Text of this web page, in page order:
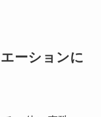
ーションに